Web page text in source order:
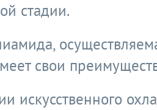
стадии.
свои
искусственного